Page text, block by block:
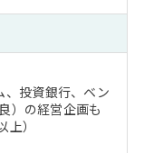
、投資銀行、ベン
）の経営企画も
）